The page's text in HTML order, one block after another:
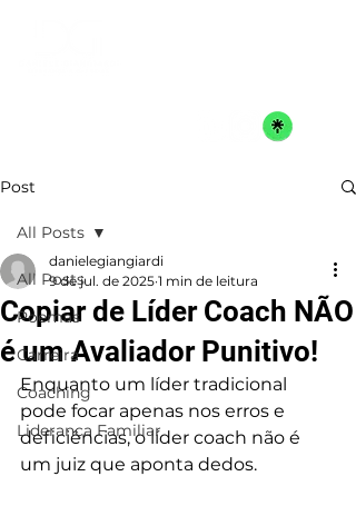
Post
All Posts
Poemas
Carreira
Coaching
Liderança Familiar
All Posts
Copiar de Líder Coach NÃO
é um Avaliador Punitivo!
danielegiangiardi
9 de jul. de 2025 1 min de leitura
Enquanto um líder tradicional
pode focar apenas nos erros e
deficiências, o líder coach não é
um juiz que aponta dedos.